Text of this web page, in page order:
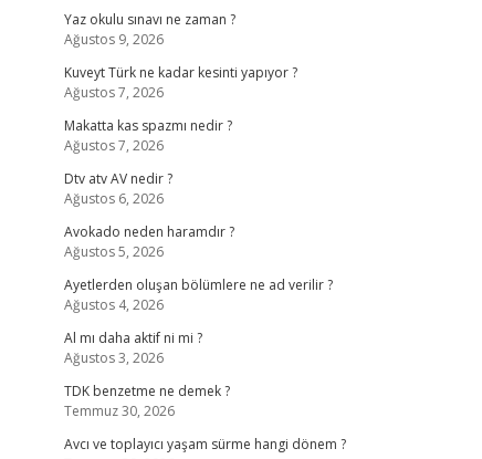
Yaz okulu sınavı ne zaman ?
Ağustos 9, 2026
Kuveyt Türk ne kadar kesinti yapıyor ?
Ağustos 7, 2026
Makatta kas spazmı nedir ?
Ağustos 7, 2026
Dtv atv AV nedir ?
Ağustos 6, 2026
Avokado neden haramdır ?
Ağustos 5, 2026
Ayetlerden oluşan bölümlere ne ad verilir ?
Ağustos 4, 2026
Al mı daha aktif ni mi ?
Ağustos 3, 2026
TDK benzetme ne demek ?
Temmuz 30, 2026
Avcı ve toplayıcı yaşam sürme hangi dönem ?